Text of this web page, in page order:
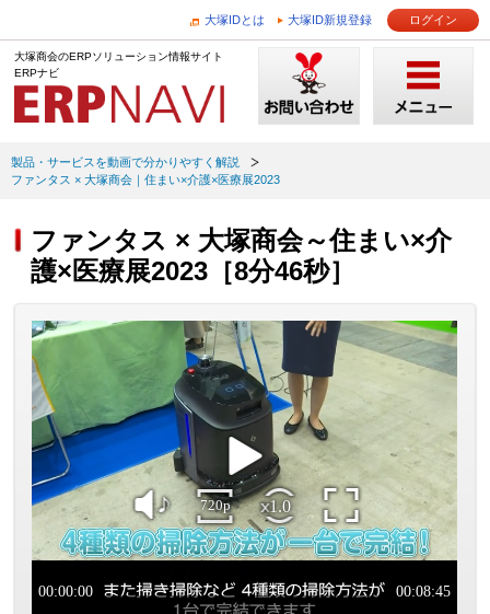
大塚IDとは 大塚ID新規登録 ログイン
大塚商会のERPソリューション情報サイト
ERPナビ
製品・サービスを動画で分かりやすく解説
ファンタス × 大塚商会｜住まい×介護×医療展2023
ファンタス × 大塚商会～住まい×介
護×医療展2023［8分46秒］